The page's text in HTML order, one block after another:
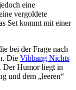
eine
vergoldete
Set kommt mit einer
bei der Frage nach
Die Vibbang Nichts
Der Humor liegt in
und dem „leeren“